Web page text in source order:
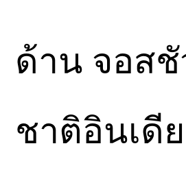
ด้าน จอส
ชาติอินเดี